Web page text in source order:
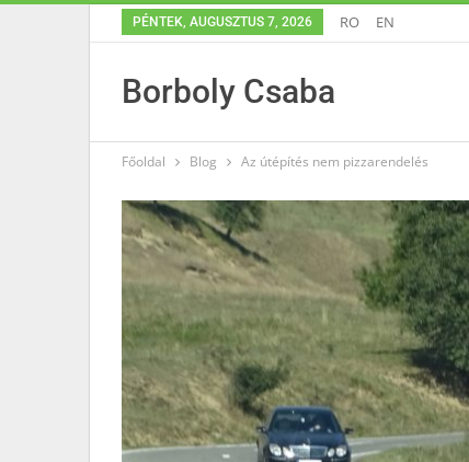
PÉNTEK, AUGUSZTUS 7, 2026 RO EN
Borboly Csaba
Főoldal Blog Az útépítés nem pizzarendelés